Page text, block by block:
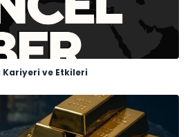
Kariyeri ve Etkileri